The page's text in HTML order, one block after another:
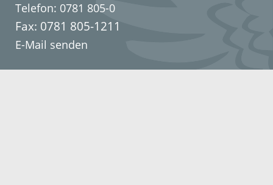
Telefon: 0781 805-0
Fax: 0781 805-1211
E-Mail senden